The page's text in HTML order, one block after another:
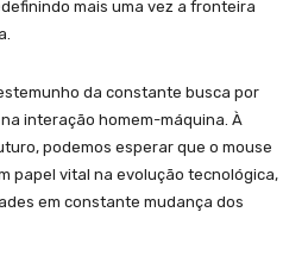
mais uma vez a fronteira
da constante busca por
interação homem-máquina. À
podemos esperar que o mouse
papel vital na evolução tecnológica,
em constante mudança dos